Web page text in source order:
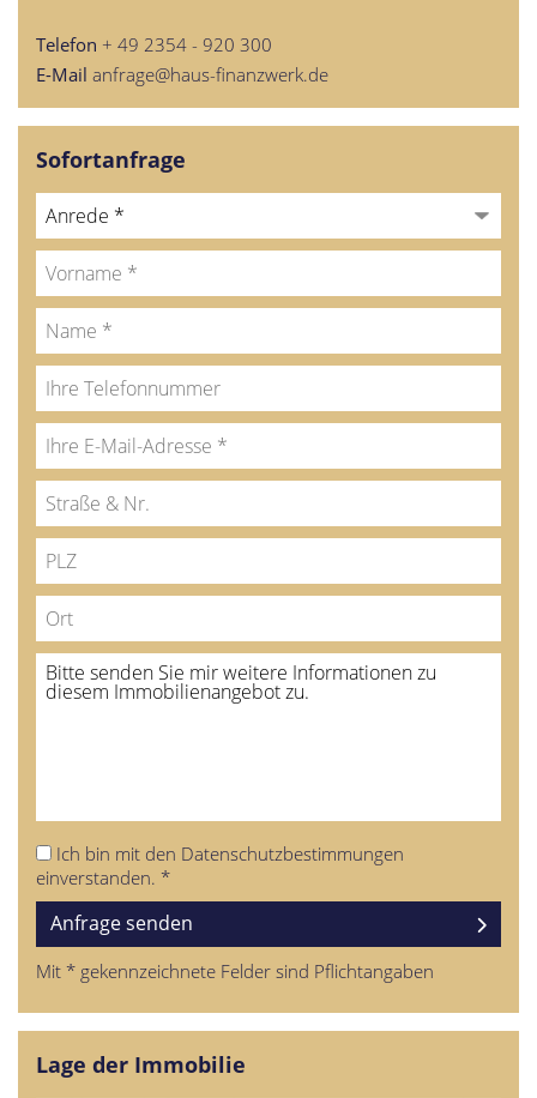
Telefon + 49 2354 - 920 300
E-Mail anfrage@haus-finanzwerk.de
Sofortanfrage
Ich bin mit den Datenschutzbestimmungen
einverstanden. *
Anfrage senden
Mit * gekennzeichnete Felder sind Pflichtangaben
Lage der Immobilie